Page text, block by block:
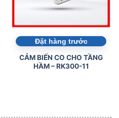
Đặt hàng trước
CẢM BIẾN CO CHO TẦNG
HẦM – RK300-11